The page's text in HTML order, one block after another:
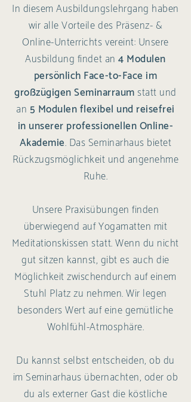
In diesem Ausbildungslehrgang haben
wir alle Vorteile des Präsenz- &
Online-Unterrichts vereint: Unsere
Ausbildung findet an4 Modulen
persönlich Face-to-Face im
großzügigen Seminarraum statt und
an 5 Modulen flexibel und reisefrei
in unserer professionellen Online-
Akademie. Das Seminarhaus bietet
Rückzugsmöglichkeit und angenehme
Ruhe.
Unsere Praxisübungen finden
überwiegend auf Yogamatten mit
Meditationskissen statt. Wenn du nicht
gut sitzen kannst, gibt es auch die
Möglichkeit zwischendurch auf einem
Stuhl Platz zu nehmen. Wir legen
besonders Wert auf eine gemütliche
Wohlfühl-Atmosphäre.
Du kannst selbst entscheiden, ob du
im Seminarhaus übernachten, oder ob
du als externer Gast die köstliche